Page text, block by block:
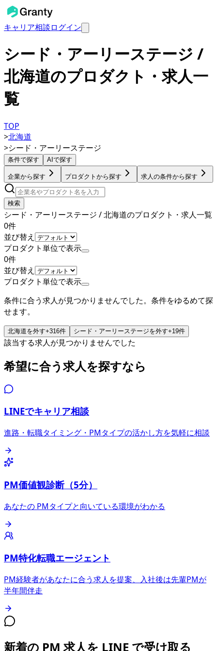
キャリア相談ログイン
シード・アーリーステージ /
北海道のプロダクト・求人一
覧
TOP
>北海道
>シード・アーリーステージ
条件で探す AIで探す
企業から探す プロダクトから探す 求人の条件から探す
検索
シード・アーリーステージ / 北海道のプロダクト・求人一覧
0件
並び替え
プロダクト単位で表示
0件
並び替え
プロダクト単位で表示
条件に合う求人が見つかりませんでした。条件をゆるめて探
せます。
北海道を外す+316件 シード・アーリーステージを外す+19件
該当する求人が見つかりませんでした
希望に合う求人を探すなら
LINEでキャリア相談
進路・転職タイミング・PMタイプの活かし方を気軽に相談
PM価値観診断（5分）
あなたの PMタイプと向いている環境がわかる
PM特化転職エージェント
PM経験者があなたに合う求人を提案、入社後は先輩PMが
半年間伴走
新着の PM 求人を LINE で受け取る